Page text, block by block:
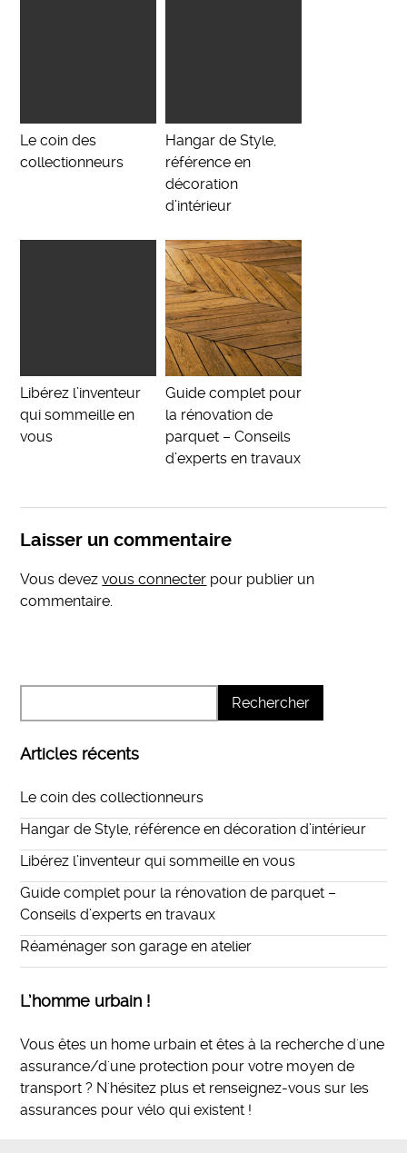
Le coin des
collectionneurs
Hangar de Style,
référence en
décoration
d’intérieur
Libérez l’inventeur
qui sommeille en
vous
Guide complet pour
la rénovation de
parquet – Conseils
d’experts en travaux
Laisser un commentaire
Vous devezvous connecter pour publier un
commentaire.
Articles récents
Le coin des collectionneurs
Hangar de Style, référence en décoration d’intérieur
Libérez l’inventeur qui sommeille en vous
Guide complet pour la rénovation de parquet –
Conseils d’experts en travaux
Réaménager son garage en atelier
L’homme urbain !
Vous êtes un home urbain et êtes à la recherche d'une
assurance/d'une protection pour votre moyen de
transport ? N'hésitez plus et renseignez-vous sur les
assurances pour vélo qui existent !